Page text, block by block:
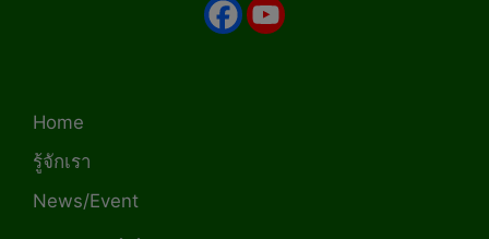
Home
รู้จักเรา
News/Event